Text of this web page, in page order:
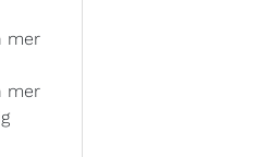
mer
mer